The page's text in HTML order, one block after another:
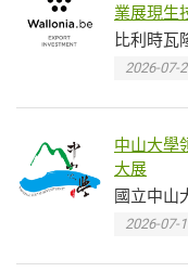
業展現生
比利時瓦
2026-07-
中山大學
大展
國立中山
2026-07-